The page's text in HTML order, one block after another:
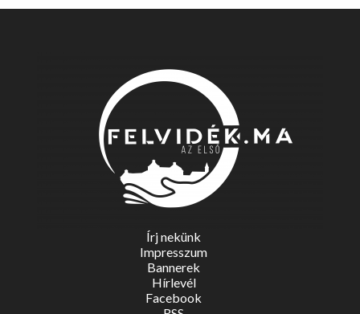
Írj nekünk
Impresszum
Bannerek
Hírlevél
Facebook